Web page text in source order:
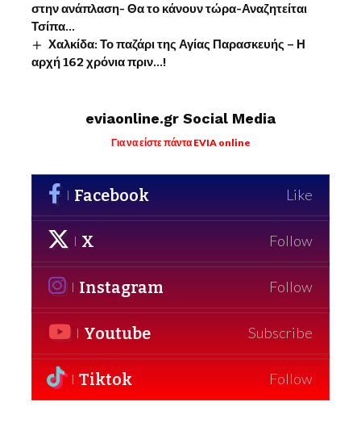
στην ανάπλαση- Θα το κάνουν τώρα-Αναζητείται
Τσίπα…
Χαλκίδα: Το παζάρι της Αγίας Παρασκευής – Η
αρχή 162 χρόνια πριν…!
eviaonline.gr Social Media
Για να είστε πάντα EVIA online
Facebook Like
X Follow
Instagram Follow
Youtube Subscribe
Tiktok Follow